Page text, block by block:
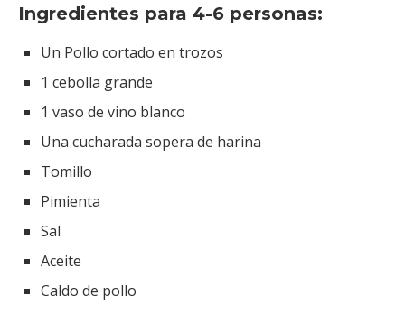
Ingredientes para 4-6 personas:
Un Pollo cortado en trozos
1 cebolla grande
1 vaso de vino blanco
Una cucharada sopera de harina
Tomillo
Pimienta
Sal
Aceite
Caldo de pollo